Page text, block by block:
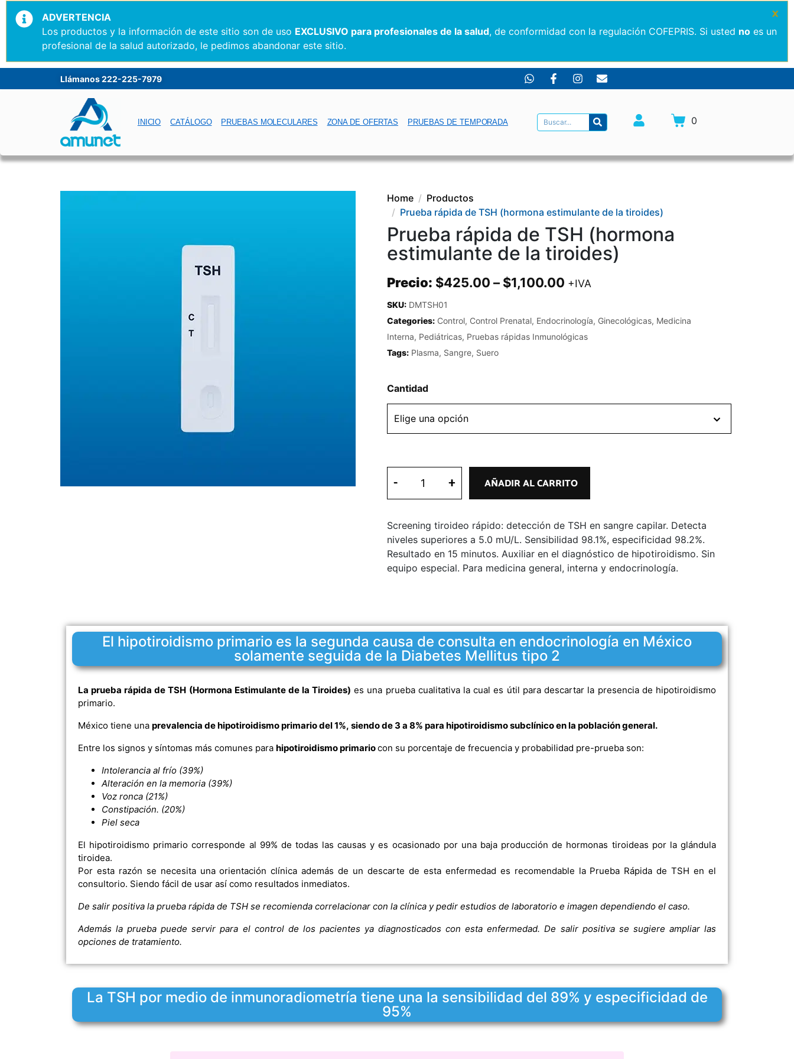
ADVERTENCIA
Los productos y la información de este sitio son de uso EXCLUSIVO para profesionales de la salud, de conformidad con la regulación COFEPRIS. Si usted no es un
profesional de la salud autorizado, le pedimos abandonar este sitio.
×
Llámanos 222-225-7979
INICIO CATÁLOGO PRUEBAS MOLECULARES ZONA DE OFERTAS PRUEBAS DE TEMPORADA 0
Home
Productos
Prueba rápida de TSH (hormona estimulante de la tiroides)
Prueba rápida de TSH (hormona
estimulante de la tiroides)
Precio: $425.00 – $1,100.00 +IVA
SKU: DMTSH01
Categories: Control, Control Prenatal, Endocrinología, Ginecológicas, Medicina
Interna, Pediátricas, Pruebas rápidas Inmunológicas
Tags: Plasma, Sangre, Suero
Cantidad
- + AÑADIR AL CARRITO
Screening tiroideo rápido: detección de TSH en sangre capilar. Detecta
niveles superiores a 5.0 mU/L. Sensibilidad 98.1%, especificidad 98.2%.
Resultado en 15 minutos. Auxiliar en el diagnóstico de hipotiroidismo. Sin
equipo especial. Para medicina general, interna y endocrinología.
El hipotiroidismo primario es la segunda causa de consulta en endocrinología en México
solamente seguida de la Diabetes Mellitus tipo 2
La prueba rápida de TSH (Hormona Estimulante de la Tiroides) es una prueba cualitativa la cual es útil para descartar la presencia de hipotiroidismo
primario.
México tiene una prevalencia de hipotiroidismo primario del 1%, siendo de 3 a 8% para hipotiroidismo subclínico en la población general.
Entre los signos y síntomas más comunes para hipotiroidismo primariocon su porcentaje de frecuencia y probabilidad pre-prueba son:
Intolerancia al frío (39%)
Alteración en la memoria (39%)
Voz ronca (21%)
Constipación. (20%)
Piel seca
El hipotiroidismo primario corresponde al 99% de todas las causas y es ocasionado por una baja producción de hormonas tiroideas por la glándula
tiroidea.
Por esta razón se necesita una orientación clínica además de un descarte de esta enfermedad es recomendable la Prueba Rápida de TSH en el
consultorio. Siendo fácil de usar así como resultados inmediatos.
De salir positiva la prueba rápida de TSH se recomienda correlacionar con la clínica y pedir estudios de laboratorio e imagen dependiendo el caso.
Además la prueba puede servir para el control de los pacientes ya diagnosticados con esta enfermedad. De salir positiva se sugiere ampliar las
opciones de tratamiento.
La TSH por medio de inmunoradiometría tiene una la sensibilidad del 89% y especificidad de
95%